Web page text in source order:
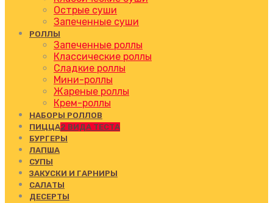
Острые суши
Запеченные суши
РОЛЛЫ
Запеченные роллы
Классические роллы
Сладкие роллы
Мини-роллы
Жареные роллы
Крем-роллы
НАБОРЫ РОЛЛОВ
ПИЦЦА2 ВИДА ТЕСТА
БУРГЕРЫ
ЛАПША
СУПЫ
ЗАКУСКИ И ГАРНИРЫ
САЛАТЫ
ДЕСЕРТЫ